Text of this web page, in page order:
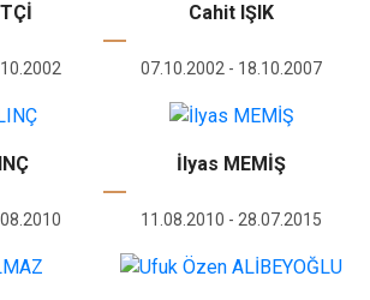
Cahit IŞIK
07.10.2002 - 18.10.2007
İlyas MEMİŞ
11.08.2010 - 28.07.2015